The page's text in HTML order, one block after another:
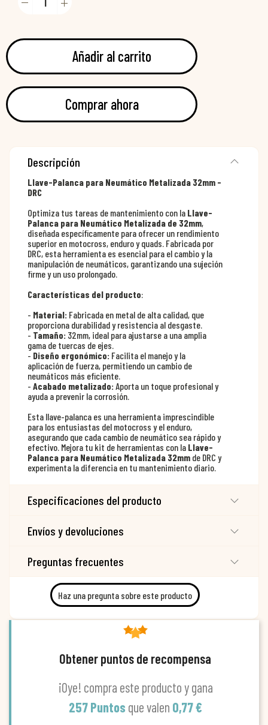
Añadir al carrito
Comprar ahora
Descripción
Llave-Palanca para Neumático Metalizada 32mm -
DRC
Optimiza tus tareas de mantenimiento con la Llave-
Palanca para Neumático Metalizada de 32mm,
diseñada específicamente para ofrecer un rendimiento
superior en motocross, enduro y quads. Fabricada por
DRC, esta herramienta es esencial para el cambio y la
manipulación de neumáticos, garantizando una sujeción
firme y un uso prolongado.
Características del producto:
- Material: Fabricada en metal de alta calidad, que
proporciona durabilidad y resistencia al desgaste.
- Tamaño: 32mm, ideal para ajustarse a una amplia
gama de tuercas de ejes.
- Diseño ergonómico: Facilita el manejo y la
aplicación de fuerza, permitiendo un cambio de
neumáticos más eficiente.
- Acabado metalizado:Aporta un toque profesional y
ayuda a prevenir la corrosión.
Esta llave-palanca es una herramienta imprescindible
para los entusiastas del motocross y el enduro,
asegurando que cada cambio de neumático sea rápido y
efectivo. Mejora tu kit de herramientas con la Llave-
Palanca para Neumático Metalizada 32mm de DRC y
experimenta la diferencia en tu mantenimiento diario.
Especificaciones del producto
Envíos y devoluciones
Preguntas frecuentes
Haz una pregunta sobre este producto
Obtener puntos de recompensa
¡Oye! compra este producto y gana
257 Puntos que valen 0,77 €